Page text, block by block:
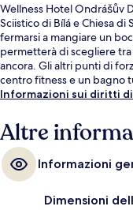
Wellness Hotel Ondrášův
Sciistico di Bílá e Chiesa
fermarsi a mangiare un
permetterà di scegliere
ancora. Gli altri punti di
centro fitness e un bagno
Informazioni sui diritti
Altre
Informazioni
Dimensioni